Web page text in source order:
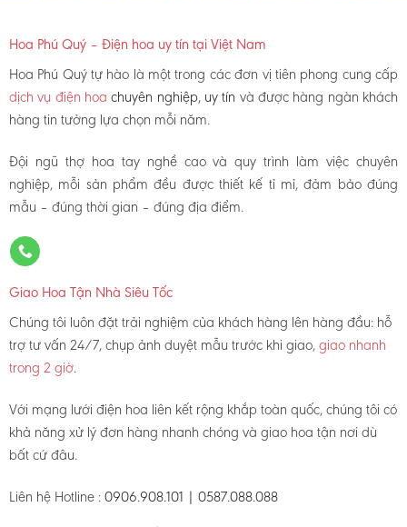
Hoa Phú Quý – Điện hoa uy tín tại Việt Nam
Hoa Phú Quý tự hào là một trong các đơn vị tiên phong cung cấp
dịch vụ điện hoachuyên nghiệp, uy tín và được hàng ngàn khách
hàng tin tưởng lựa chọn mỗi năm.
Đội ngũ thợ hoa tay nghề cao và quy trình làm việc chuyên
nghiệp, mỗi sản phẩm đều được thiết kế tỉ mỉ, đảm bảo đúng
mẫu – đúng thời gian – đúng địa điểm.
Giao Hoa Tận Nhà Siêu Tốc
Chúng tôi luôn đặt trải nghiệm của khách hàng lên hàng đầu: hỗ
trợ tư vấn 24/7, chụp ảnh duyệt mẫu trước khi giao,giao nhanh
trong 2 giờ.
Với mạng lưới điện hoa liên kết rộng khắp toàn quốc, chúng tôi có
khả năng xử lý đơn hàng nhanh chóng và giao hoa tận nơi dù
bất cứ đâu.
Liên hệ Hotline : 0906.908.101 | 0587.088.088